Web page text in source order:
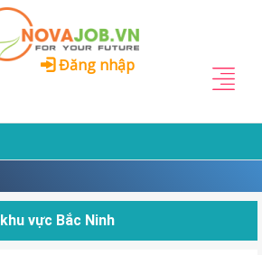
Đăng nhập
khu vực Bắc Ninh